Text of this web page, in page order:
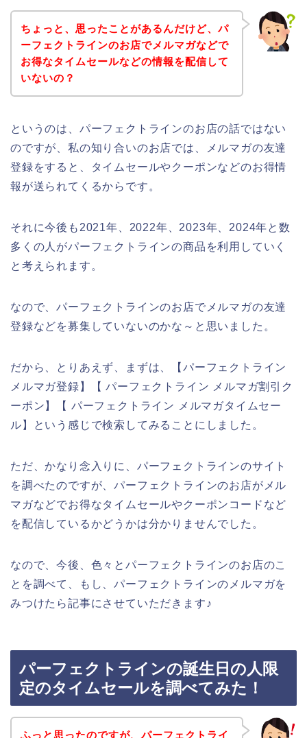
ちょっと、思ったことがあるんだけど、パ
ーフェクトラインのお店でメルマガなどで
お得なタイムセールなどの情報を配信して
いないの？
というのは、パーフェクトラインのお店の話ではない
のですが、私の知り合いのお店では、メルマガの友達
登録をすると、タイムセールやクーポンなどのお得情
報が送られてくるからです。
それに今後も2021年、2022年、2023年、2024年と数
多くの人がパーフェクトラインの商品を利用していく
と考えられます。
なので、パーフェクトラインのお店でメルマガの友達
登録などを募集していないのかな～と思いました。
だから、とりあえず、まずは、【パーフェクトライン
メルマガ登録】【 パーフェクトライン メルマガ割引ク
ーポン】【 パーフェクトライン メルマガタイムセー
ル】という感じで検索してみることにしました。
ただ、かなり念入りに、パーフェクトラインのサイト
を調べたのですが、パーフェクトラインのお店がメル
マガなどでお得なタイムセールやクーポンコードなど
を配信しているかどうかは分かりませんでした。
なので、今後、色々とパーフェクトラインのお店のこ
とを調べて、もし、パーフェクトラインのメルマガを
みつけたら記事にさせていただきます♪
パーフェクトラインの誕生日の人限
定のタイムセールを調べてみた！
ふっと思ったのですが、パーフェクトライ